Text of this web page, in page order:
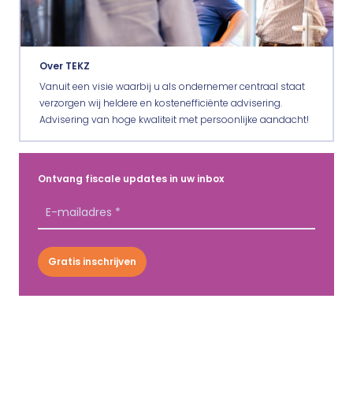
Over TEKZ
Vanuit een visie waarbij u als ondernemer centraal staat
verzorgen wij heldere en kostenefficiënte advisering.
Advisering van hoge kwaliteit met persoonlijke aandacht!
Ontvang fiscale updates in uw inbox
Gratis inschrijven